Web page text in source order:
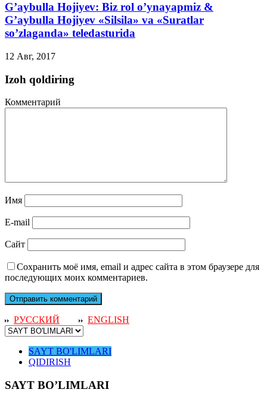
G’aybulla Hojiyev: Biz rol o’ynayapmiz &
G’aybulla Hojiyev «Silsila» va «Suratlar
so’zlaganda» teledasturida
12 Авг, 2017
Izoh qoldiring
Комментарий
Имя
E-mail
Сайт
Сохранить моё имя, email и адрес сайта в этом браузере для
последующих моих комментариев.
РУССКИЙ ENGLISH
SAYT BO'LIMLARI
QIDIRISH
SAYT BO’LIMLARI